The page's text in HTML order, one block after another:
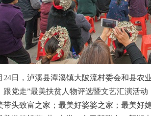
24日，泸溪县潭溪镇大陂流村委会和县农
跟党走”最美扶贫人物评选暨文艺汇演活
带头致富之家；最美好婆婆之家；最美好